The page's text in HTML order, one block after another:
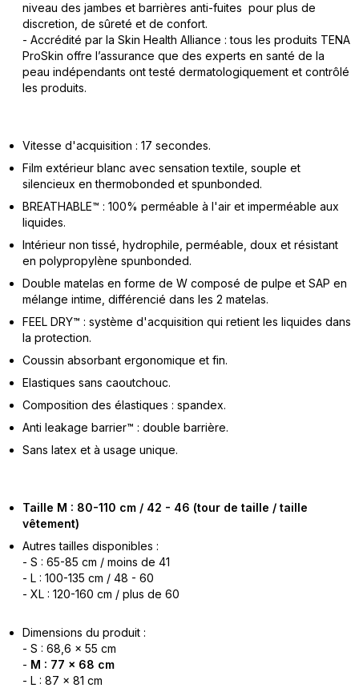
niveau des jambes et barrières anti-fuites pour plus de
discretion, de sûreté et de confort.
- Accrédité par la Skin Health Alliance : tous les produits TENA
ProSkin offre l’assurance que des experts en santé de la
peau indépendants ont testé dermatologiquement et contrôlé
les produits.
Vitesse d'acquisition : 17 secondes.
Film extérieur blanc avec sensation textile, souple et
silencieux en thermobonded et spunbonded.
BREATHABLE™ : 100% perméable à l'air et imperméable aux
liquides.
Intérieur non tissé, hydrophile, perméable, doux et résistant
en polypropylène spunbonded.
Double matelas en forme de W composé de pulpe et SAP en
mélange intime, différencié dans les 2 matelas.
FEEL DRY™ : système d'acquisition qui retient les liquides dans
la protection.
Coussin absorbant ergonomique et fin.
Elastiques sans caoutchouc.
Composition des élastiques : spandex.
Anti leakage barrier™ : double barrière.
Sans latex et à usage unique.
Taille M : 80-110 cm / 42 - 46 (tour de taille / taille
vêtement)
Autres tailles disponibles :
- S : 65-85 cm / moins de 41
- L : 100-135 cm / 48 - 60
- XL : 120-160 cm / plus de 60
Dimensions du produit :
- S : 68,6 x 55 cm
- M : 77 x 68 cm
- L : 87 x 81 cm